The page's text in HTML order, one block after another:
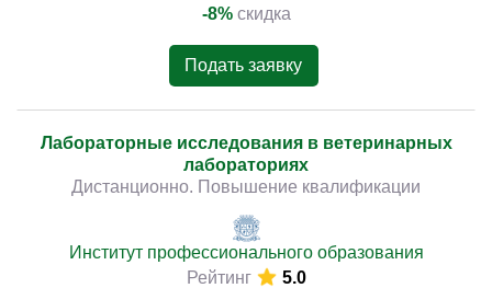
-8% скидка
Подать заявку
Лабораторные исследования в ветеринарных
лабораториях
Дистанционно. Повышение квалификации
Институт профессионального образования
Рейтинг
5.0